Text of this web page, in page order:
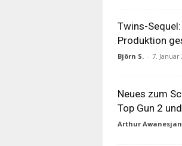
Twins-
Produktion
Björn S. - 7. Januar
Neues zum
Top Gun 2
Arthur Awanesjan